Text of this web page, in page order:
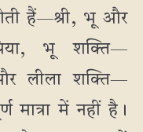
हैं—श्री, भू और
भू शक्ति—
और लीला शक्ति—
मात्रा में नहीं है।